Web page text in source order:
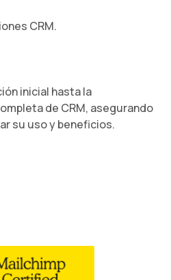
CRM.
inicial hasta la
de CRM, asegurando
su uso y beneficios.